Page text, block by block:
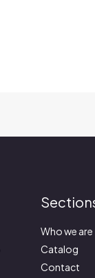
Who we are
Catalog
Contact